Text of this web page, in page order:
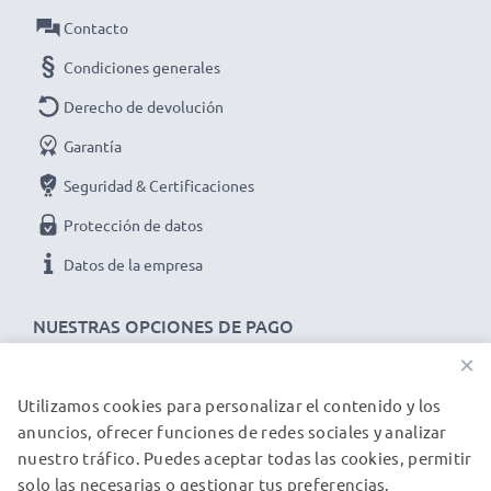
Potencia / Power Vatios
Longitud del cable
★ 3 años de garantía ★
Somos un distribuidor internacional especializado en
productos de alta calidad. ¡Por esa razón ofrecemos 3
años de garantía!
NUESTRAS OPCIONES DE PAGO
Contacto
Condiciones generales
Derecho de devolución
Garantía
Seguridad & Certificaciones
Protección de datos
Datos de la empresa
NUESTROS PARTNERS DE ENVÍO
×
Utilizamos cookies para personalizar el contenido y los
anuncios, ofrecer funciones de redes sociales y analizar
nuestro tráfico. Puedes aceptar todas las cookies, permitir
solo las necesarias o gestionar tus preferencias.